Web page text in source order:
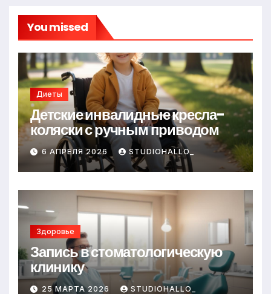
You missed
Диеты
Детские инвалидные кресла-
коляски с ручным приводом
6 АПРЕЛЯ 2026 STUDIOHALLO_
Здоровье
Запись в стоматологическую
клинику
25 МАРТА 2026 STUDIOHALLO_